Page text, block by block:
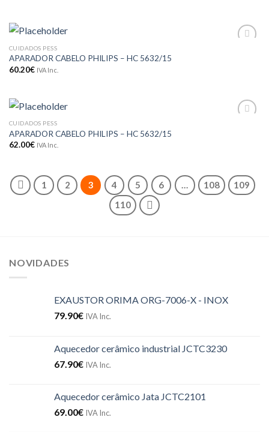
CUIDADOS PESS
APARADOR CABELO PHILIPS – HC 5632/15
60.20€ IVA Inc.
CUIDADOS PESS
APARADOR CABELO PHILIPS – HC 5632/15
62.00€ IVA Inc.
1 2 3 4 5 6 … 108
109
110
NOVIDADES
EXAUSTOR ORIMA ORG-7006-X - INOX
79.90€ IVA Inc.
Aquecedor cerâmico industrial JCTC3230
67.90€ IVA Inc.
Aquecedor cerâmico Jata JCTC2101
69.00€ IVA Inc.